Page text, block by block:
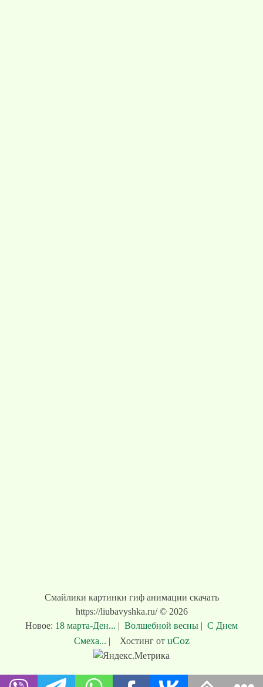
Смайлики картинки гиф анимации скачать
https://liubavyshka.ru/ © 2026
Новое: 18 марта-Ден... | Волшебной весны | С Днем
Смеха... | Хостинг от uCoz